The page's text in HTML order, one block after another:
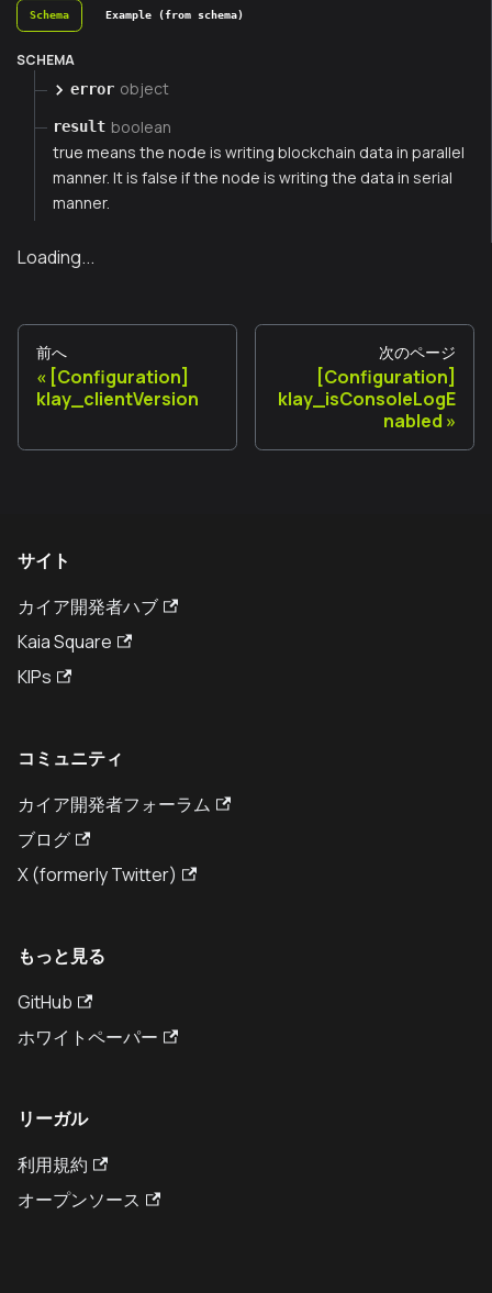
Schema Example (from schema)
SCHEMA
error object
result boolean
true means the node is writing blockchain data in parallel
manner. It is false if the node is writing the data in serial
manner.
Loading...
前へ
[Configuration]
klay_clientVersion
次のページ
[Configuration]
klay_isConsoleLogE
nabled
サイト
カイア開発者ハブ
Kaia Square
KIPs
コミュニティ
カイア開発者フォーラム
ブログ
X (formerly Twitter)
もっと見る
GitHub
ホワイトペーパー
リーガル
利用規約
オープンソース